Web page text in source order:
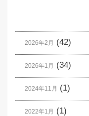
2026年2月 (42)
2026年1月 (34)
2024年11月 (1)
2022年1月 (1)